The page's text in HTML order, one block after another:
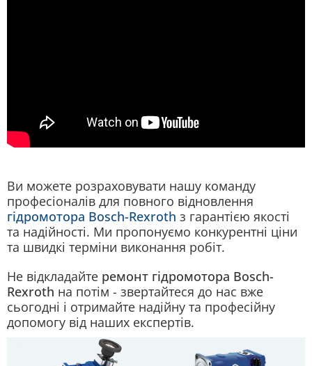
Ви можете розраховувати нашу команду
професіоналів для повного відновлення
гідромотора Bosch-Rexroth з гарантією якості
та надійності. Ми пропонуємо конкурентні ціни
та швидкі терміни виконання робіт.
Не відкладайте ремонт гідромотора Bosch-
Rexroth на потім - звертайтеся до нас вже
сьогодні і отримайте надійну та професійну
допомогу від наших експертів.